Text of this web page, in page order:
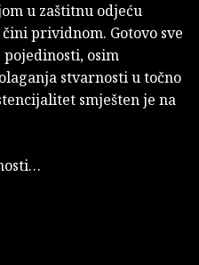
u zaštitnu odjeću
prividnom. Gotovo sve
osim
stvarnosti u točno
smješten je na